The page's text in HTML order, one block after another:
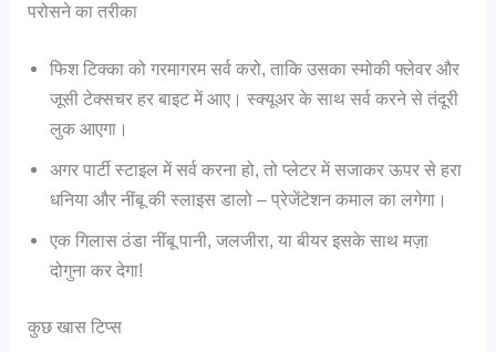
परोसने का तरीका
फिश टिक्का को गरमागरम सर्व करो, ताकि उसका स्मोकी फ्लेवर और
जूसी टेक्सचर हर बाइट में आए। स्क्यूअर के साथ सर्व करने से तंदूरी
लुक आएगा।
अगर पार्टी स्टाइल में सर्व करना हो, तो प्लेटर में सजाकर ऊपर से हरा
धनिया और नींबू की स्लाइस डालो – प्रेजेंटेशन कमाल का लगेगा।
एक गिलास ठंडा नींबू पानी, जलजीरा, या बीयर इसके साथ मज़ा
दोगुना कर देगा!
कुछ खास टिप्स